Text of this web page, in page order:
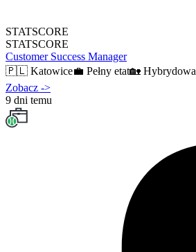
STATSCORE
STATSCORE
Customer Success Manager
🇵🇱 Katowice💼 Pełny etat🏡 Hybrydowa
Zobacz ->
9 dni temu